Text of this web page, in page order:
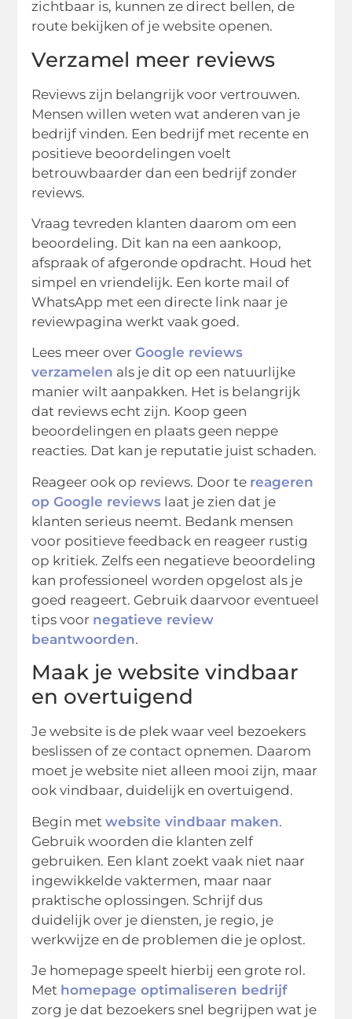
zichtbaar is, kunnen ze direct bellen, de
route bekijken of je website openen.
Verzamel meer reviews
Reviews zijn belangrijk voor vertrouwen.
Mensen willen weten wat anderen van je
bedrijf vinden. Een bedrijf met recente en
positieve beoordelingen voelt
betrouwbaarder dan een bedrijf zonder
reviews.
Vraag tevreden klanten daarom om een
beoordeling. Dit kan na een aankoop,
afspraak of afgeronde opdracht. Houd het
simpel en vriendelijk. Een korte mail of
WhatsApp met een directe link naar je
reviewpagina werkt vaak goed.
Lees meer overGoogle reviews
verzamelen als je dit op een natuurlijke
manier wilt aanpakken. Het is belangrijk
dat reviews echt zijn. Koop geen
beoordelingen en plaats geen neppe
reacties. Dat kan je reputatie juist schaden.
Reageer ook op reviews. Door te reageren
op Google reviews laat je zien dat je
klanten serieus neemt. Bedank mensen
voor positieve feedback en reageer rustig
op kritiek. Zelfs een negatieve beoordeling
kan professioneel worden opgelost als je
goed reageert. Gebruik daarvoor eventueel
tips voor negatieve review
beantwoorden.
Maak je website vindbaar
en overtuigend
Je website is de plek waar veel bezoekers
beslissen of ze contact opnemen. Daarom
moet je website niet alleen mooi zijn, maar
ook vindbaar, duidelijk en overtuigend.
Begin metwebsite vindbaar maken.
Gebruik woorden die klanten zelf
gebruiken. Een klant zoekt vaak niet naar
ingewikkelde vaktermen, maar naar
praktische oplossingen. Schrijf dus
duidelijk over je diensten, je regio, je
werkwijze en de problemen die je oplost.
Je homepage speelt hierbij een grote rol.
Met homepage optimaliseren bedrijf
zorg je dat bezoekers snel begrijpen wat je